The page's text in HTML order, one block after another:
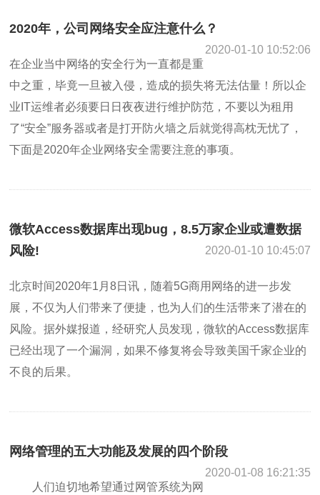
2020年，公司网络安全应注意什么？
2020-01-10 10:52:06
在企业当中网络的安全行为一直都是重
中之重，毕竟一旦被入侵，造成的损失将无法估量！所以企
业IT运维者必须要日日夜夜进行维护防范，不要以为租用
了“安全”服务器或者是打开防火墙之后就觉得高枕无忧了，
下面是2020年企业网络安全需要注意的事项。
微软Access数据库出现bug，8.5万家企业或遭数据
风险!
2020-01-10 10:45:07
北京时间2020年1月8日讯，随着5G商用网络的进一步发
展，不仅为人们带来了便捷，也为人们的生活带来了潜在的
风险。据外媒报道，经研究人员发现，微软的Access数据库
已经出现了一个漏洞，如果不修复将会导致美国千家企业的
不良的后果。
网络管理的五大功能及发展的四个阶段
2020-01-08 16:21:35
人们迫切地希望通过网管系统为网